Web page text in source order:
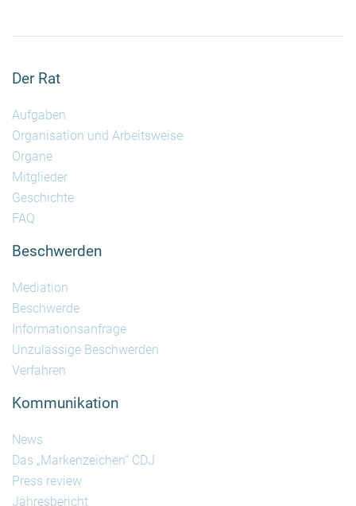
Der Rat
Aufgaben
Organisation und Arbeitsweise
Organe
Mitglieder
Geschichte
FAQ
Beschwerden
Mediation
Beschwerde
Informationsanfrage
Unzulässige Beschwerden
Verfahren
Kommunikation
News
Das „Markenzeichen“ CDJ
Press review
Jahresbericht